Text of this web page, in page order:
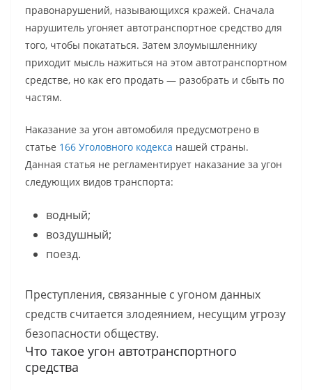
правонарушений, называющихся кражей. Сначала
нарушитель угоняет автотранспортное средство для
того, чтобы покататься. Затем злоумышленнику
приходит мысль нажиться на этом автотранспортном
средстве, но как его продать — разобрать и сбыть по
частям.
Наказание за угон автомобиля предусмотрено в
статье 166 Уголовного кодекса нашей страны.
Данная статья не регламентирует наказание за угон
следующих видов транспорта:
водный;
воздушный;
поезд.
Преступления, связанные с угоном данных
средств считается злодеянием, несущим угрозу
безопасности обществу.
Что такое угон автотранспортного
средства